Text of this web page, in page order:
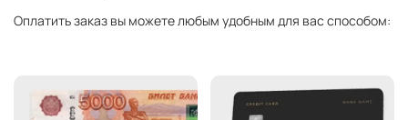
Оплатить заказ вы можете любым удобным для вас способом: